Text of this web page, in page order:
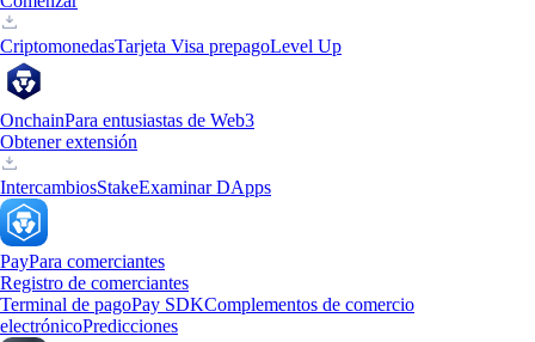
CriptomonedasTarjeta Visa prepagoLevel Up
OnchainPara entusiastas de Web3
Obtener extensión
IntercambiosStakeExaminar DApps
PayPara comerciantes
Registro de comerciantes
Terminal de pagoPay SDKComplementos de comercio
electrónicoPredicciones